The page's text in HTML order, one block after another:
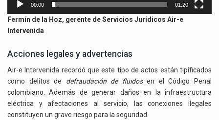
00:00 01:20
Fermín de la Hoz, gerente de Servicios Jurídicos Air-e
Intervenida
Acciones legales y advertencias
Air-e Intervenida recordó que este tipo de actos están tipificados
como delitos de defraudación de fluidosen el Código Penal
colombiano. Además de generar daños en la infraestructura
eléctrica y afectaciones al servicio, las conexiones ilegales
constituyen un grave riesgo para la seguridad.